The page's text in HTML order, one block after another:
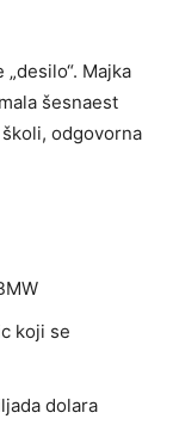
Majka
šesnaest
odgovorna
koji se
dolara